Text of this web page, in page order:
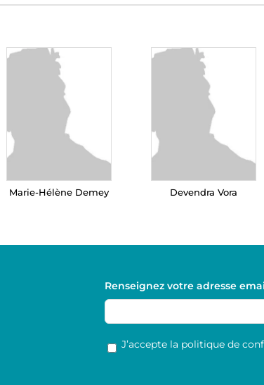
Marie-Hélène Demey Devendra Vora
Renseignez votre adresse
RGPD *
J’accepte la politique de